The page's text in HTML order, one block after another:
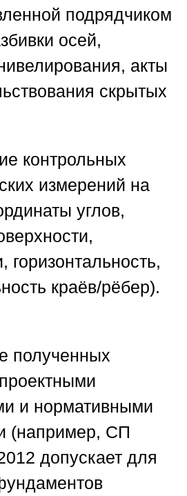
подрядчиком
осей,
акты
скрытых
контрольных
измерений на
углов,
горизонтальность,
краёв/рёбер).
полученных
и нормативными
(например, СП
допускает для